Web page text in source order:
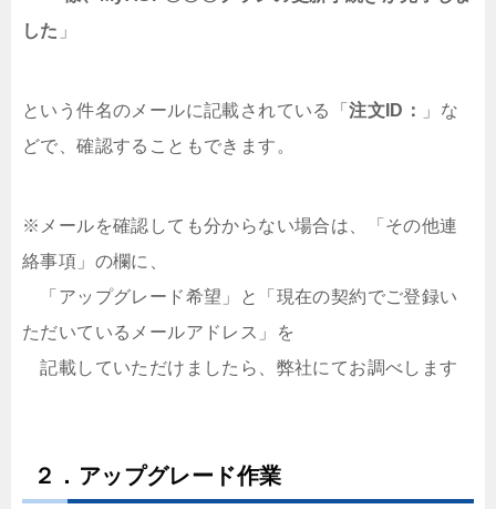
した 」
という件名のメールに記載されている「注文ID：
」な
どで、確認することもできます。
※メールを確認しても分からない場合は、「その他連
絡事項」の欄に、
「アップグレード希望」と「現在の契約でご登録い
ただいているメールアドレス」を
記載していただけましたら、弊社にてお調べします
２．アップグレード作業